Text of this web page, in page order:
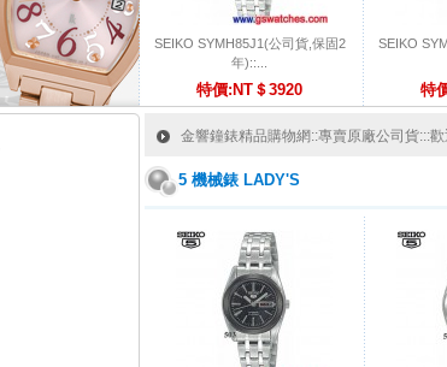
SEIKO SYMH85J1(公司貨,保固2
年)::...
特價:NT＄3920
SEIKO
特
金響鐘錶精品購物網::專賣原廠公司貨:::
5 機械錶 LADY'S